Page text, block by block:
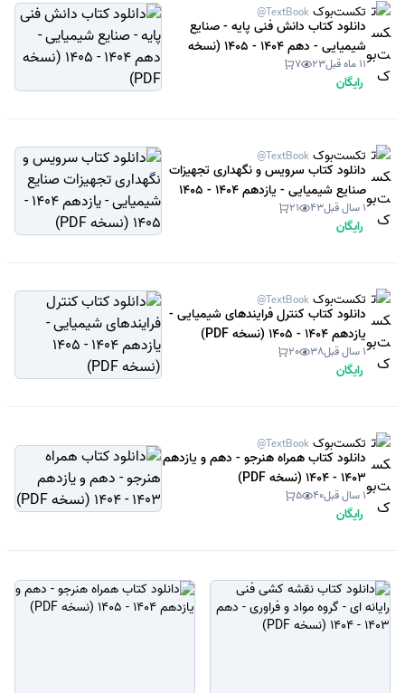
تکست‌بوک @TextBook
دانلود کتاب دانش فنی پایه - صنایع
شیمیایی - دهم 1404 - 1405 (نسخه
PDF)
11 ماه قبل 23
7
رایگان
تکست‌بوک @TextBook
دانلود کتاب سرویس و نگهداری تجهیزات
صنایع شیمیایی - یازدهم 1404 - 1405
(نسخه PDF)1 سال قبل 43
21
رایگان
تکست‌بوک @TextBook
دانلود کتاب کنترل فرایندهای شیمیایی -
یازدهم 1404 - 1405 (نسخه PDF)
1 سال قبل 38
20
رایگان
تکست‌بوک @TextBook
دانلود کتاب همراه هنرجو - دهم و یازدهم
1403 - 1404 (نسخه PDF)
1 سال قبل 40
5
رایگان